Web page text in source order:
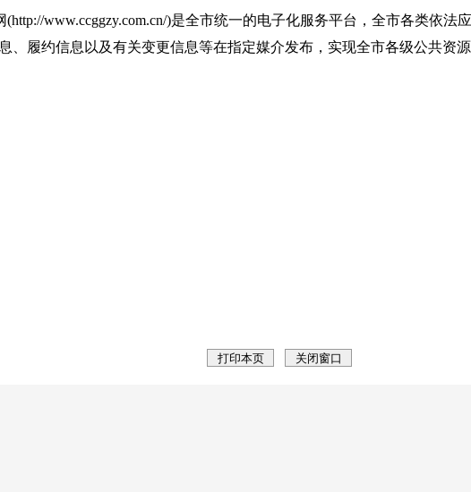
(http://www.ccggzy.com.cn/)是全市统一的电子化服务平台，全市各类依法
、履约信息以及有关变更信息等在指定媒介发布，实现全市各级公共资